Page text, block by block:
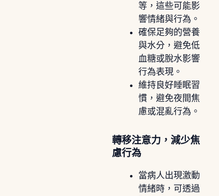
等，這些可能影
響情緒與行為。
確保足夠的營養
與水分，避免低
血糖或脫水影響
行為表現。
維持良好睡眠習
慣，避免夜間焦
慮或混亂行為。
轉移注意力，減少焦
慮行為
當病人出現激動
情緒時，可透過